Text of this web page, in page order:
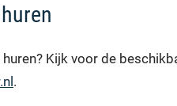
Kijk voor de
.